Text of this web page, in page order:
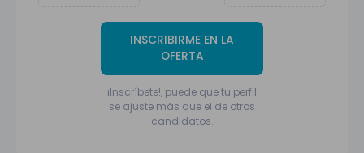
INSCRIBIRME EN LA
OFERTA
¡Inscríbete!, puede que tu perfil
se ajuste más que el de otros
candidatos.